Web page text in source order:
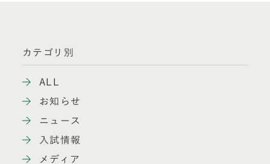
カテゴリ別
ALL
お知らせ
ニュース
入試情報
メディア